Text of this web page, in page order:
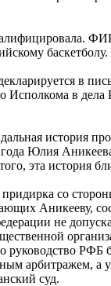
баскетболу.
в
Исполкома в
история
Юлия
эта история
придирка со
Аникееву,
не
руководство РФБ
арбитражем, а
суд.